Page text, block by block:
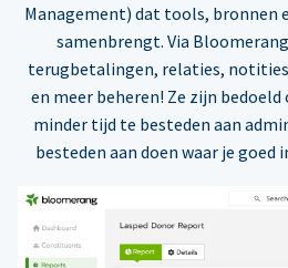
Management) dat tools, bronnen
samenbrengt. Via
terugbetalingen, relaties,
en meer beheren! Ze zijn
minder tijd te besteden aan
besteden aan doen waar je goed